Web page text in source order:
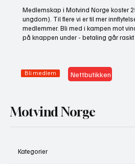
presse fram mer
Medlemskap i Motvind Norge koster
ungdom). Til flere vi er til mer
medlemmer. Bli med i kampen mot
på knappen under - betaling går
Bli medlem Nettbutikken
Motvind Norge
Kategorier